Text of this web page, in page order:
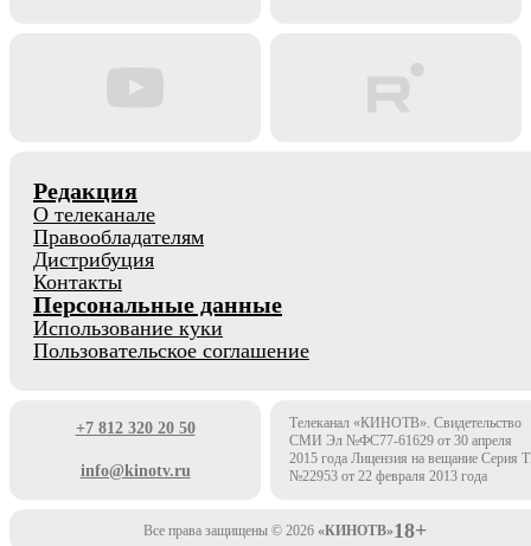
Редакция
О телеканале
Правообладателям
Дистрибуция
Контакты
Персональные данные
Использование куки
Пользовательское соглашение
+7 812 320 20 50
info@kinotv.ru
Телеканал «КИНОТВ». Свидетельство
СМИ Эл №ФС77-61629 от 30 апреля
2015 года Лицензия на вещание Серия
№22953 от 22 февраля 2013 года
Все права защищены © 2026 «КИНОТВ»18+